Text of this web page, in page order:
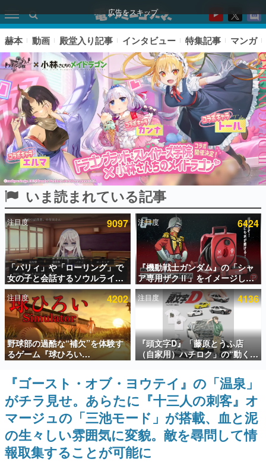
広告をスキップ
ピックアップ
電ファミのいま読まれている記事ランキング
アプリセール情報
インタビュー
連載・特集一覧
殿堂入り記事
SNS拡散数が数千以上！ ページビュー数万以上！ などな
ど。多くの人々に読まれた、電ファミ渾身の“殿堂入り”記
事をまとめました。
ゲームの企画書
名作ゲームクリエイターの方々に製作時のエピソードをお
聞きし、ヒットする企画（ゲーム）とは何か？を探ってい
きます。
赫本
この物語を解いてはいけない。『赫本』は、〈試験問題〉
の形をした短編ホラー小説集です。
赫本 動画 殿堂入り記事 インタビュー 特集記事 マンガ
いま読まれている記事
注目度 9097
「パリィ」や「ローリング」で
女の子と会話するソウルライク
恋愛ゲーム『小早川さんはソウ
ルライク』無料公開。返事に失
敗すると「YOU DIED」
注目度 6424
『機動戦士ガンダム』の「シャ
ア専用ザクⅡ」をイメージした
散水ホースリールが予約開始。
本体にはシャアのパーソナルマ
ークやジオン公国軍のエンブレ
ム、型式番号などを配置
注目度 4202
野球部の過酷な“補欠”を体験す
るゲーム『球ひろい
Simulator』が「1件」のウィッ
シュリストをもとにチェコ語に
対応しSNSで話題に。『キング
ダム・カム』開発元やチェコの
プロ野球選手から称賛の声
注目度 4136
『頭文字D』「藤原とうふ店
（自家用）ハチロク」の“動くテ
ィッシュケース”が買えるポップ
アップショップが開催へ。マン
ガの舞台である群馬の「イオン
モール高崎」にて、8月11日か
ら8月20日までの期間限定で開
催予定
『ゴースト・オブ・ヨウテイ』の「温泉」
がチラ見せ。あらたに『十三人の刺客』オ
マージュの「三池モード」が搭載、血と泥
の生々しい雰囲気に変貌。敵を尋問して情
報取集することが可能に